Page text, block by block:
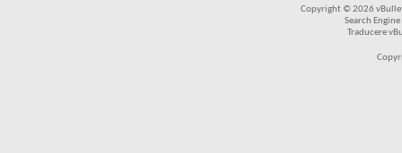
Copyright © 2026
Search
Traducere